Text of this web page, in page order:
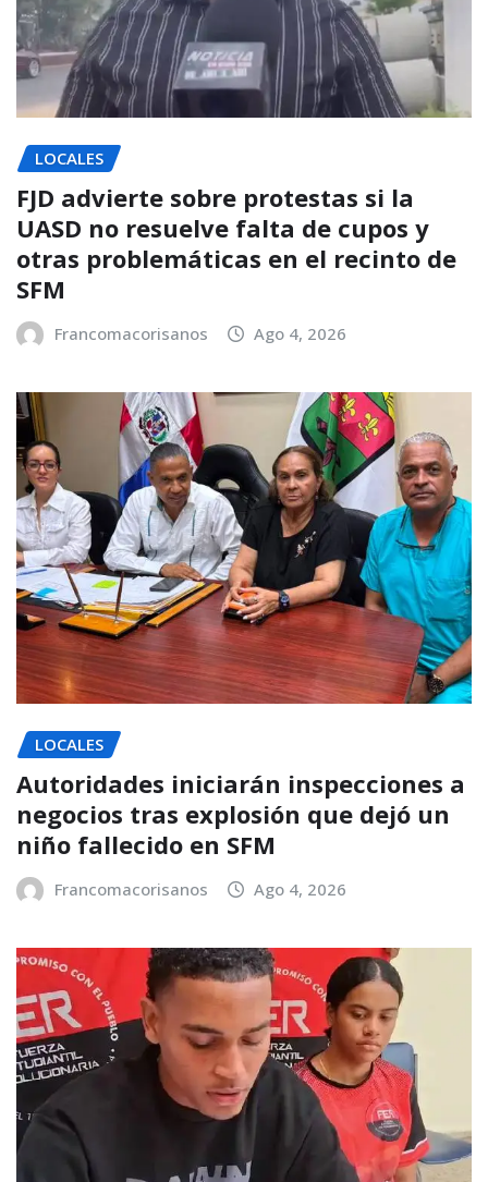
LOCALES
FJD advierte sobre protestas si la
UASD no resuelve falta de cupos y
otras problemáticas en el recinto de
SFM
Francomacorisanos Ago 4, 2026
LOCALES
Autoridades iniciarán inspecciones a
negocios tras explosión que dejó un
niño fallecido en SFM
Francomacorisanos Ago 4, 2026